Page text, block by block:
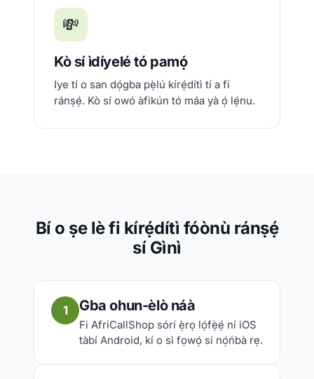
💸
Kò sí ìdíyelé tó pamọ́
Iye tí o san dọ́gba pẹ̀lú kírẹ́dítì tí a fi
ránṣẹ́. Kò sí owó àfikún tó máa yà ọ́ lẹ́nu.
Bí o ṣe lè fi kírẹ́dítì fóònù ránṣẹ́
sí Gìnì
1 Gba ohun-èlò náà
Fi AfriCallShop sórí ẹ̀rọ lọ́fẹ̀ẹ́ ní iOS
tàbí Android, kí o sì fọwọ́ sí nọ́ńbà rẹ.